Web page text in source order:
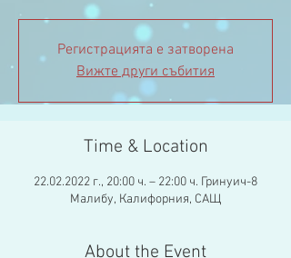
Регистрацията е затворена
Вижте други събития
Time & Location
22.02.2022 г., 20:00 ч. – 22:00 ч. Гринуич-8
Малибу, Калифорния, САЩ
About the Event